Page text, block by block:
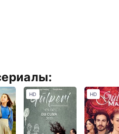
HD HD